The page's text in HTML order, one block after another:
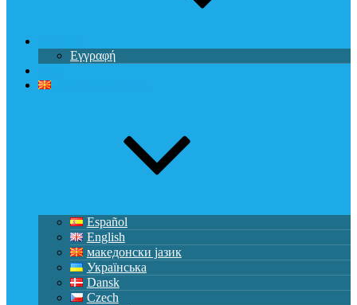
Εγγραφή
Español
English
македонски јазик
Українська
Dansk
Czech